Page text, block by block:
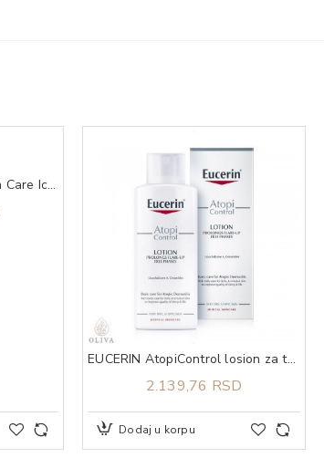
Olivia Garden Fingerbrush Care Iconic Boar&Nylon Pastel Pink L
EUCERIN AtopiControl losion za telo 250ml
2.139,76 RSD
Dodaj u korpu